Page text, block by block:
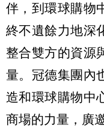
伴，到環球購物
終不遺餘力地深
整合雙方的資源
量。冠德集團內
造和環球購物中
商場的力量，廣